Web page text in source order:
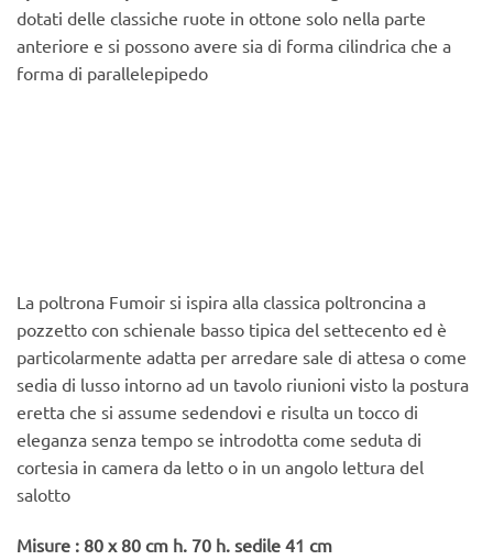
dotati delle classiche ruote in ottone solo nella parte
anteriore e si possono avere sia di forma cilindrica che a
forma di parallelepipedo
La poltrona Fumoir si ispira alla classica poltroncina a
pozzetto con schienale basso tipica del settecento ed è
particolarmente adatta per arredare sale di attesa o come
sedia di lusso intorno ad un tavolo riunioni visto la postura
eretta che si assume sedendovi e risulta un tocco di
eleganza senza tempo se introdotta come seduta di
cortesia in camera da letto o in un angolo lettura del
salotto
Misure : 80 x 80 cm h. 70 h. sedile 41 cm